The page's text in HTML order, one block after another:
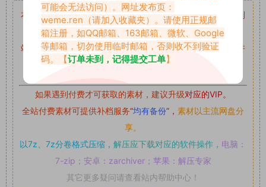
本站资源均来自网络分享，如有侵犯你的权益请私信留言
收到
留言后，我们会第一时间进行审核后删除。
站内资源为网友个人学习或测试研究使用，未经原版权作者许
可,禁止用于任何商业途径！请在下载24小时内删除！
如果遇到付费才可获取的素材，建议升级对应的VIP。
全站付费素材可提供补档服务“均有备份”， 素材以主流网盘分
享。
以7z、7z分卷格式压缩， 解压应下载对应的软件操作， 电脑：
7-zip；安卓：zarchiver；苹果：解压专家
其它更多疑问请查看站内帮助中心！
可能会无法访问）。网址发布页：
weme.ren （请加入收藏夹）。请使用正规邮
箱注册，如QQ邮箱、163邮箱、微软、Google
等邮箱，切勿使用临时邮箱，否则收不到验证
码。【订单未到，记得提交工单】